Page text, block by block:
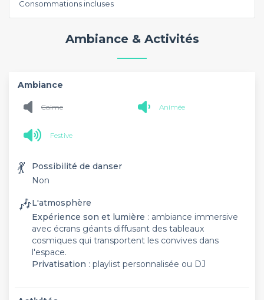
Consommations incluses
Ambiance & Activités
Ambiance
Calme Animée
Festive
💃
Possibilité de danser
Non
🎶L'atmosphère
Expérience son et lumière : ambiance immersive
avec écrans géants diffusant des tableaux
cosmiques qui transportent les convives dans
l'espace.
Privatisation : playlist personnalisée ou DJ